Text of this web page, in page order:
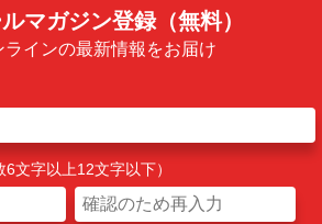
マガジン登録（無料）
ラインの最新情報をお届け
文字以上12文字以下）